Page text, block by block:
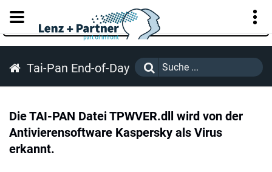
KUNDENPORTAL
Tai-Pan End-of-Day
Die TAI-PAN Datei TPWVER.dll wird von der
Antivierensoftware Kaspersky als Virus
erkannt.